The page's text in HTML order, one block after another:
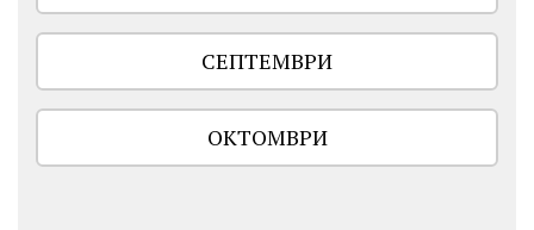
СЕПТЕМВРИ
ОКТОМВРИ